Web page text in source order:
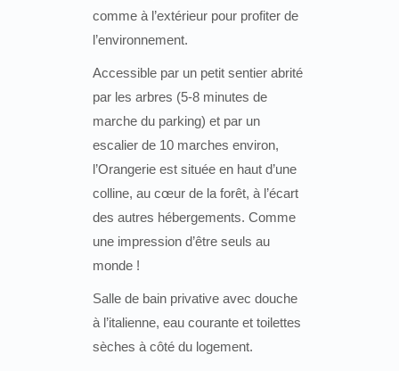
comme à l’extérieur pour profiter de
l’environnement.
Accessible par un petit sentier abrité
par les arbres (5-8 minutes de
marche du parking) et par un
escalier de 10 marches environ,
l’Orangerie est située en haut d’une
colline, au cœur de la forêt, à l’écart
des autres hébergements. Comme
une impression d’être seuls au
monde !
Salle de bain privative avec douche
à l’italienne, eau courante et toilettes
sèches à côté du logement.